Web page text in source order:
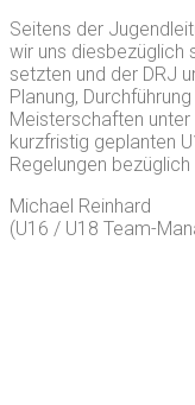
Seitens der
wir uns diesbezüglich
setzten und der DRJ
Planung,
Meisterschaften
kurzfristig geplanten
Regelungen
Michael Reinhard
(U16 / U18 Team-